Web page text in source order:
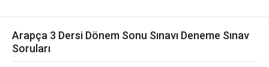
Arapça 3 Dersi Dönem Sonu Sınavı Deneme Sınav
Soruları